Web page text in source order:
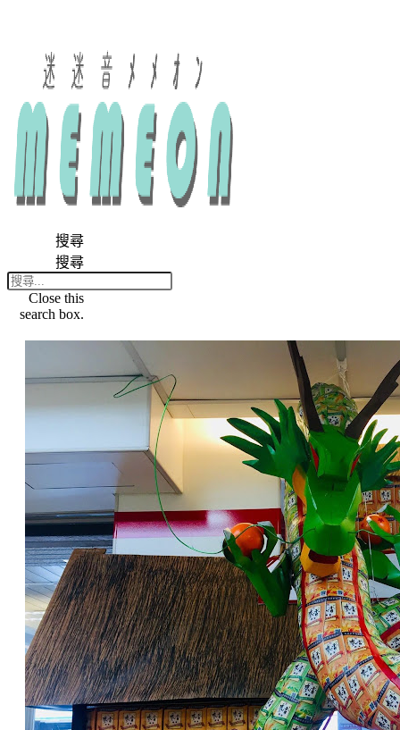
搜尋
搜尋
Close this
search box.